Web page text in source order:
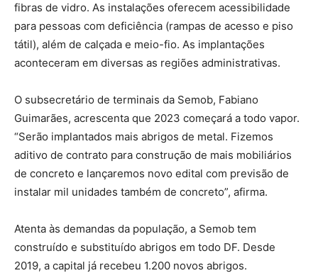
fibras de vidro. As instalações oferecem acessibilidade
para pessoas com deficiência (rampas de acesso e piso
tátil), além de calçada e meio-fio. As implantações
aconteceram em diversas as regiões administrativas.
O subsecretário de terminais da Semob, Fabiano
Guimarães, acrescenta que 2023 começará a todo vapor.
“Serão implantados mais abrigos de metal. Fizemos
aditivo de contrato para construção de mais mobiliários
de concreto e lançaremos novo edital com previsão de
instalar mil unidades também de concreto”, afirma.
Atenta às demandas da população, a Semob tem
construído e substituído abrigos em todo DF. Desde
2019, a capital já recebeu 1.200 novos abrigos.